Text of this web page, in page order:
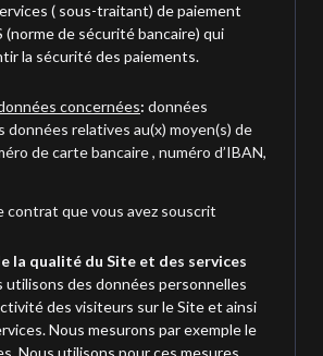
( sous-traitant) de paiement
(norme de sécurité bancaire) qui
la sécurité des paiements.
concernées: données
données relatives au(x) moyen(s) de
de carte bancaire , numéro d’IBAN,
contrat que vous avez souscrit
la qualité du Site et des services
utilisons des données personnelles
des visiteurs sur le Site et ainsi
Nous mesurons par exemple le
Nous utilisons pour ces mesures